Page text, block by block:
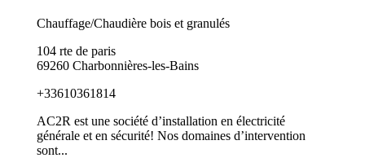
Chauffage/Chaudière bois et granulés
104 rte de paris
69260 Charbonnières-les-Bains
+33610361814
AC2R est une société d’installation en électricité
générale et en sécurité! Nos domaines d’intervention
sont...